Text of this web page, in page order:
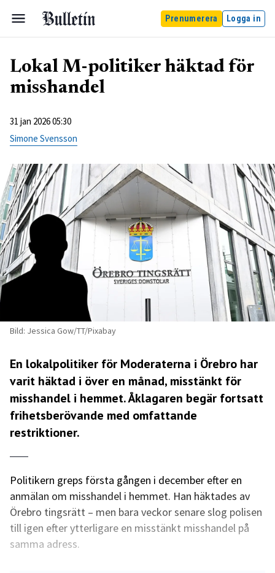
Prenumerera Logga in
Lokal M-politiker häktad för
misshandel
31 jan 2026 05:30
Simone Svensson
Bild: Jessica Gow/TT/Pixabay
En lokalpolitiker för Moderaterna i Örebro har
varit häktad i över en månad, misstänkt för
misshandel i hemmet. Åklagaren begär fortsatt
frihetsberövande med omfattande
restriktioner.
Politikern greps första gången i december efter en
anmälan om misshandel i hemmet. Han häktades av
Örebro tingsrätt – men bara veckor senare slog polisen
till igen efter ytterligare en misstänkt misshandel på
samma adress.